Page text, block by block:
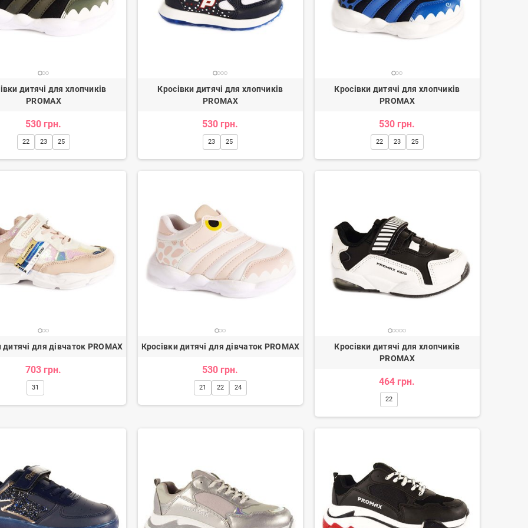
дитячі для хлопчиків
PROMAX
530 грн.
22 23 25
Кросівки дитячі для хлопчиків
PROMAX
530 грн.
23 25
Кросівки дитячі для хлопчиків
PROMAX
530 грн.
22 23 25
дитячі для дівчаток PROMAX
703 грн.
31
Кросівки дитячі для дівчаток PROMAX
530 грн.
21 22 24
Кросівки дитячі для хлопчиків
PROMAX
464 грн.
22